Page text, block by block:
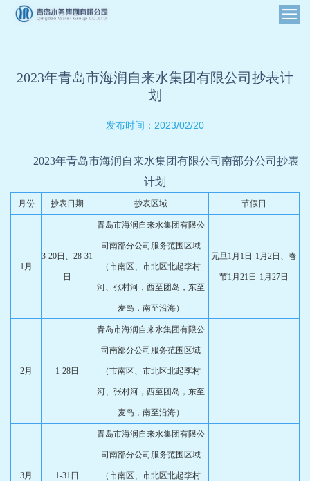
2023年青岛市海润自来水集团有限公司抄表计
划
发布时间： 2023/02/20
2023年青岛市海润自来水集团有限公司南部分公司抄表
计划
月份 抄表日期 抄表区域 节假日
1月
3-20日、28-31
日
青岛市海润自来水集团有限公
司南部分公司服务范围区域
（市南区、市北区北起李村
河、张村河，西至团岛，东至
麦岛，南至沿海）
元旦1月1日-1月2日、春
节1月21日-1月27日
2月 1-28日
青岛市海润自来水集团有限公
司南部分公司服务范围区域
（市南区、市北区北起李村
河、张村河，西至团岛，东至
麦岛，南至沿海）
3月 1-31日
青岛市海润自来水集团有限公
司南部分公司服务范围区域
（市南区、市北区北起李村